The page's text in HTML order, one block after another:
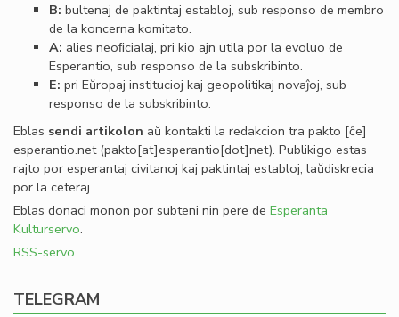
B: bultenaj de paktintaj establoj, sub responso de membro
de la koncerna komitato.
A: alies neoﬁcialaj, pri kio ajn utila por la evoluo de
Esperantio, sub responso de la subskribinto.
E: pri Eŭropaj institucioj kaj geopolitikaj novaĵoj, sub
responso de la subskribinto.
Eblas sendi artikolon aŭ kontakti la redakcion tra pakto [ĉe]
esperantio.net(pakto[at]esperantio[dot]net). Publikigo estas
rajto por esperantaj civitanoj kaj paktintaj establoj, laŭdiskrecia
por la ceteraj.
Eblas donaci monon por subteni nin pere de Esperanta
Kulturservo.
RSS-servo
TELEGRAM